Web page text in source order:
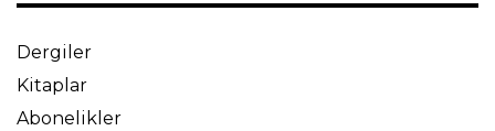
Dergiler
Kitaplar
Abonelikler